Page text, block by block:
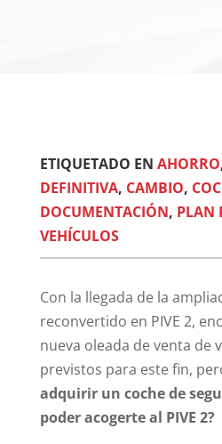
ETIQUETADO EN AHORRO
DEFINITIVA, CAMBIO,
DOCUMENTACIÓN, PLAN
VEHÍCULOS
Con la llegada de la
reconvertido en PIVE 2,
nueva oleada de venta de
previstos para este fin,
adquirir un coche de
poder acogerte al PIVE 2?